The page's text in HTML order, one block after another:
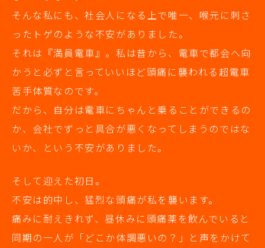
そんな私にも、社会人になる上で唯一、喉元に刺さ
ったトゲのような不安がありました。
それは『満員電車』。私は昔から、電車で都会へ向
かうと必ずと言っていいほど頭痛に襲われる超電車
苦手体質なのです。
だから、自分は電車にちゃんと乗ることができるの
か、会社でずっと具合が悪くなってしまうのではな
いか、という不安がありました。
そして迎えた初日。
不安は的中し、猛烈な頭痛が私を襲います。
痛みに耐えきれず、昼休みに頭痛薬を飲んでいると
同期の一人が「どこか体調悪いの？」と声をかけて